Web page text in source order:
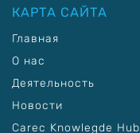
КАРТА САЙТА
Главная
О нас
Деятельность
Новости
Carec Knowlegde Hub